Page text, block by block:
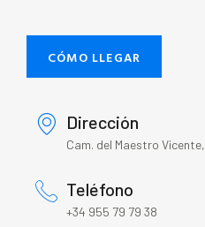
CÓMO LLEGAR
Dirección
Cam. del Maestro
Teléfono
+34 955 79 79 38